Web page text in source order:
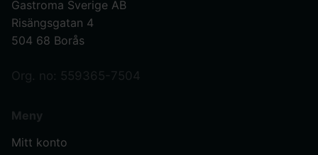
Gastroma Sverige AB
Risängsgatan 4
504 68 Borås
Org. no: 559365-7504
Meny
Mitt konto